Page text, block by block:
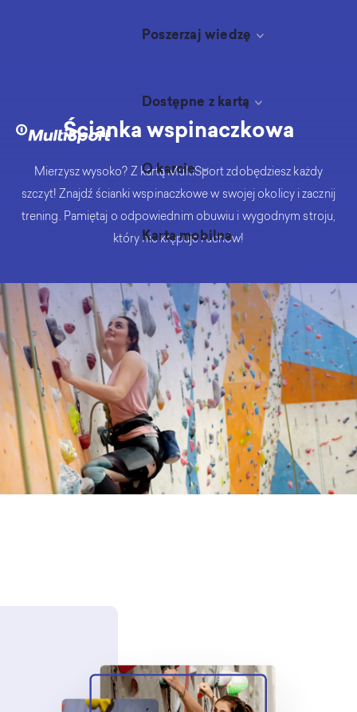
Poszerzaj wiedzę
Dostępne z kartą
O karcie
Karta mobilna
Ścianka wspinaczkowa
Mierzysz wysoko? Z kartą MultiSport zdobędziesz każdy
szczyt! Znajdź ścianki wspinaczkowe w swojej okolicy i zacznij
trening. Pamiętaj o odpowiednim obuwiu i wygodnym stroju,
który nie krępuje ruchów!